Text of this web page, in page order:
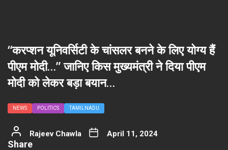
“करप्शन यूनिवर्सिटी के चांसलर बनने के लिए योग्य हैं
पीएम मोदी…” जानिए किस मुख्यमंत्री ने दिया पीएम
मोदी को लेकर बड़ा बयान…
NEWS POLITICS TAMILNADU
Rajeev Chawla April 11, 2024
Share